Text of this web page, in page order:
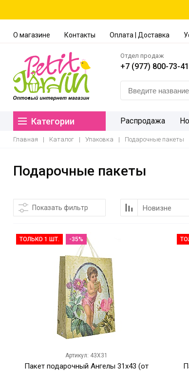
О магазине Контакты Оплата | Доставка
Отдел продаж
+7 (977) 800-73-41
Категории Распродажа
Главная | Каталог | Упаковка | Подарочные пакеты
Подарочные пакеты
Показать фильтр Новизне
ТОЛЬКО 1 ШТ. -35%
Артикул: 43X31
Пакет подарочный Ангелы 31х43 (от